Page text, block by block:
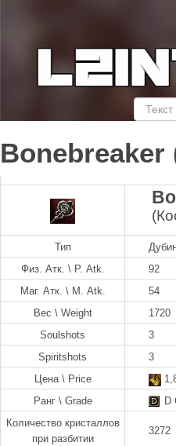
Bonebreaker
Тип
Физ. Атк. \ P. Atk.
92
Маг. Атк. \ M. Atk.
54
Вес \ Weight
1720
Soulshots
3
Spiritshots
3
Цена \ Price
Ранг \ Grade
D
Количество кристаллов
при разбитии
3272